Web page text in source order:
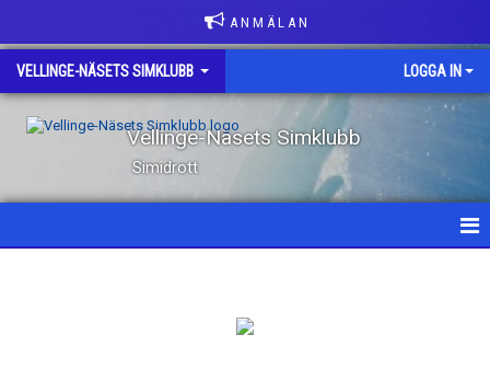
A N M Ä L A N
VELLINGE-NÄSETS SIMKLUBB LOGGA IN
Vellinge-Näsets Simklubb
Simidrott